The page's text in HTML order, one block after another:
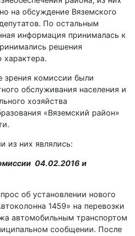
на обсуждение Вяземского
По остальным
информация принималась к
решения
характера.
зрения комиссии были
обслуживания населения и
хозяйства
«Вяземский район»
из них являлись:
04.02.2016 и
об установлении нового
1459» на перевозки
автомобильным транспортом
сообщении. После